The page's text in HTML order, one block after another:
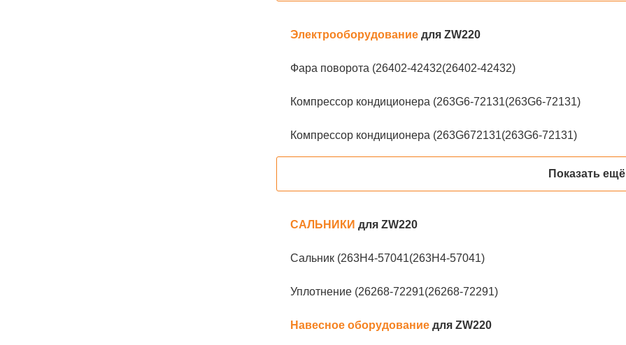
Электрооборудование для ZW220
Фара поворота (26402-42432(26402-42432)
Компрессор кондиционера (263G6-72131(263G6-72131)
Компрессор кондиционера (263G672131(263G6-72131)
Показать ещё
САЛЬНИКИ для ZW220
Сальник (263H4-57041(263H4-57041)
Уплотнение (26268-72291(26268-72291)
Навесное оборудование для ZW220